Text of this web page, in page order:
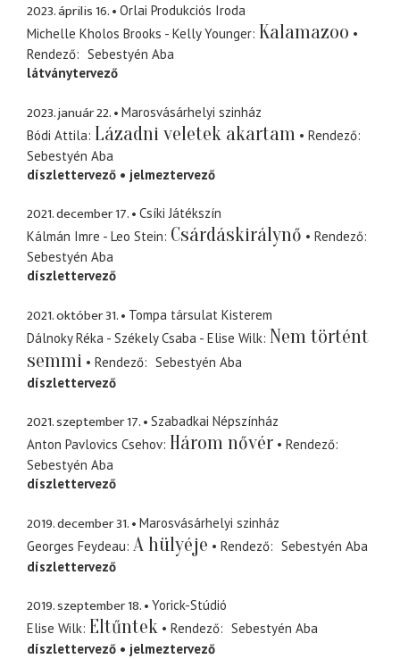
2023. április 16.
Orlai Produkciós Iroda
Michelle Kholos Brooks - Kelly Younger Kalamazoo
Rendező
Sebestyén Aba
látványtervező
2023. január 22.
Marosvásárhelyi szinház
Bódi Attila Lázadni veletek akartam
Rendező
Sebestyén Aba
díszlettervező
jelmeztervező
2021. december 17.
Csíki Játékszín
Kálmán Imre - Leo Stein Csárdáskirálynő
Rendező
Sebestyén Aba
díszlettervező
2021. október 31.
Tompa társulat Kisterem
Dálnoky Réka - Székely Csaba - Elise Wilk Nem történt
semmi
Rendező
Sebestyén Aba
díszlettervező
2021. szeptember 17.
Szabadkai Népszínház
Anton Pavlovics Csehov Három nővér
Rendező
Sebestyén Aba
díszlettervező
2019. december 31.
Marosvásárhelyi szinház
Georges Feydeau A hülyéje Rendező
Sebestyén Aba
díszlettervező
2019. szeptember 18.
Yorick-Stúdió
Elise Wilk Eltűntek Rendező
Sebestyén Aba
díszlettervező
jelmeztervező